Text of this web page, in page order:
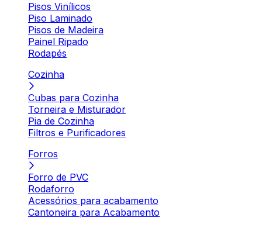
Pisos Vinílicos
Piso Laminado
Pisos de Madeira
Painel Ripado
Rodapés
Cozinha
Cubas para Cozinha
Torneira e Misturador
Pia de Cozinha
Filtros e Purificadores
Forros
Forro de PVC
Rodaforro
Acessórios para acabamento
Cantoneira para Acabamento